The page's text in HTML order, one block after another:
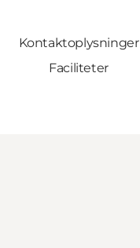
Kontaktoplysninger
Faciliteter